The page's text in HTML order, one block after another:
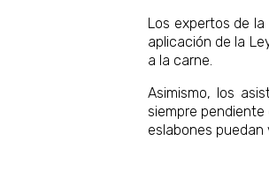
Los expertos de
aplicación de la
a la carne.
Asimismo, los
siempre
eslabones